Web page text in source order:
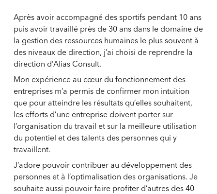
Après avoir accompagné des sportifs pendant 10 ans
puis avoir travaillé près de 30 ans dans le domaine de
la gestion des ressources humaines le plus souvent à
des niveaux de direction, j’ai choisi de reprendre la
direction d’Alias Consult.
Mon expérience au cœur du fonctionnement des
entreprises m’a permis de confirmer mon intuition
que pour atteindre les résultats qu’elles souhaitent,
les efforts d’une entreprise doivent porter sur
l’organisation du travail et sur la meilleure utilisation
du potentiel et des talents des personnes qui y
travaillent.
J’adore pouvoir contribuer au développement des
personnes et à l’optimalisation des organisations. Je
souhaite aussi pouvoir faire profiter d’autres des 40